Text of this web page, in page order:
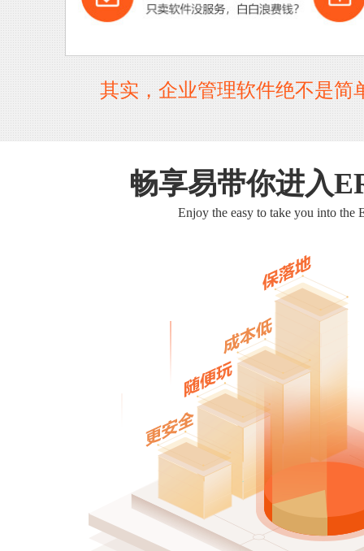
其实，企业管理软件绝不是
畅享易带你进入
Enjoy the easy to take you into the